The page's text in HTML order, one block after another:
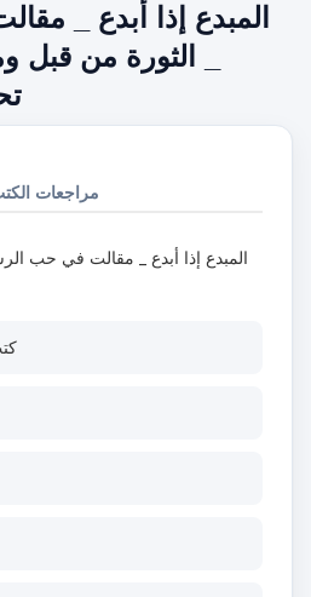
المبدع إذا أبدع _
_ الثورة من قبل
مراجعات
المبدع إذا أبدع _ مقالت في حب